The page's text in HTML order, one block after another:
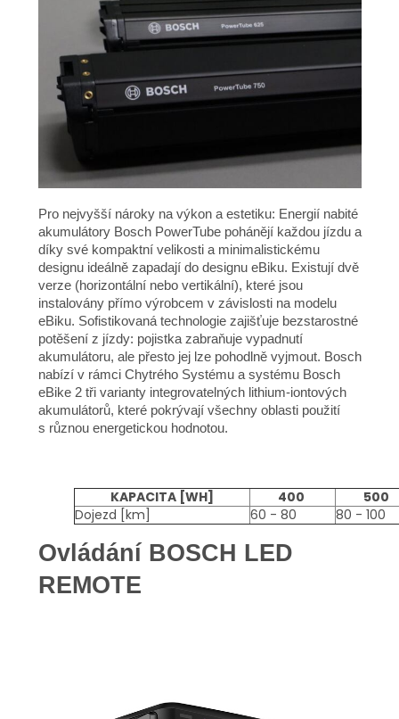
Pro nejvyšší nároky na výkon a estetiku: Energií nabité
akumulátory Bosch PowerTube pohánějí každou jízdu a
díky své kompaktní velikosti a minimalistickému
designu ideálně zapadají do designu eBiku. Existují dvě
verze (horizontální nebo vertikální), které jsou
instalovány přímo výrobcem v závislosti na modelu
eBiku. Sofistikovaná technologie zajišťuje bezstarostné
potěšení z jízdy: pojistka zabraňuje vypadnutí
akumulátoru, ale přesto jej lze pohodlně vyjmout. Bosch
nabízí v rámci Chytrého Systému a systému Bosch
eBike 2 tři varianty integrovatelných lithium-iontových
akumulátorů, které pokrývají všechny oblasti použití
s různou energetickou hodnotou.
KAPACITA [WH] 400
500
Dojezd [km]
60 - 80 80 - 100
Ovládání BOSCH LED
REMOTE